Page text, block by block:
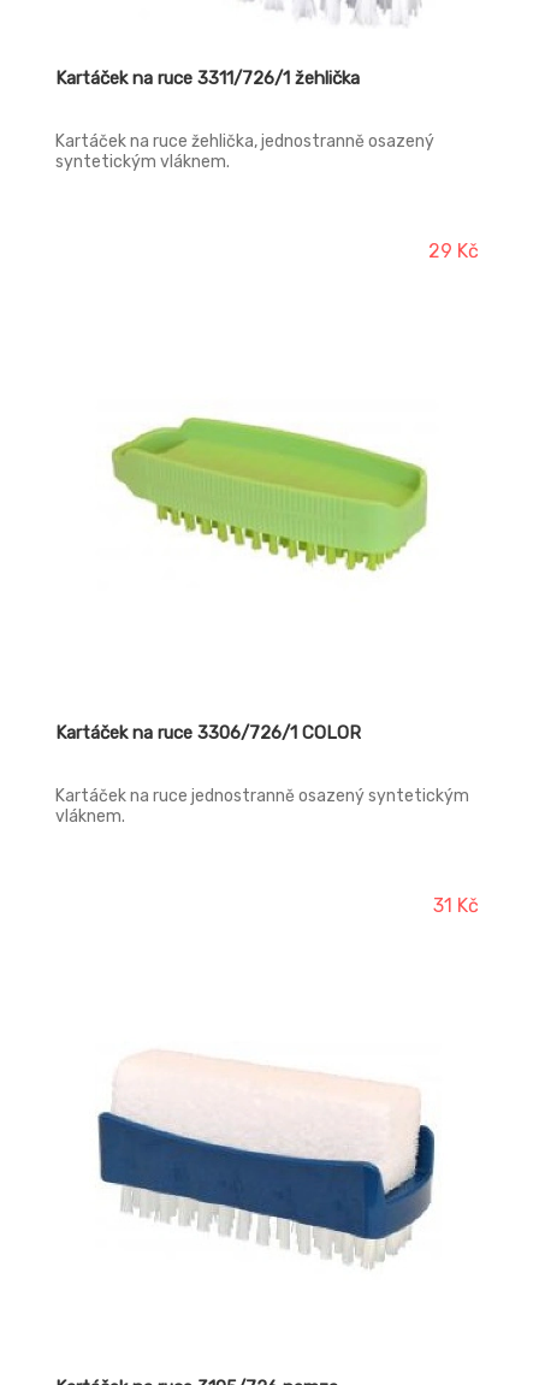
Kartáček na ruce 3311/726/1 žehlička
Kartáček na ruce žehlička, jednostranně osazený
syntetickým vláknem.
29 Kč
Kartáček na ruce 3306/726/1 COLOR
Kartáček na ruce jednostranně osazený syntetickým
vláknem.
31 Kč